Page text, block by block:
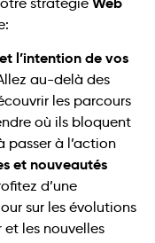
l’intention de vos
au-delà des
les parcours
où ils bloquent
passer à l’action
et nouveautés
d’une
sur les évolutions
les nouvelles